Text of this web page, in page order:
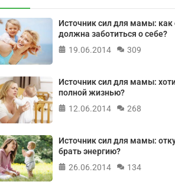
Источник сил для мамы: как
должна заботиться о себе?
19.06.2014
309
Источник сил для мамы:
полной жизнью?
12.06.2014
268
Источник сил для мамы:
брать энергию?
26.06.2014
134